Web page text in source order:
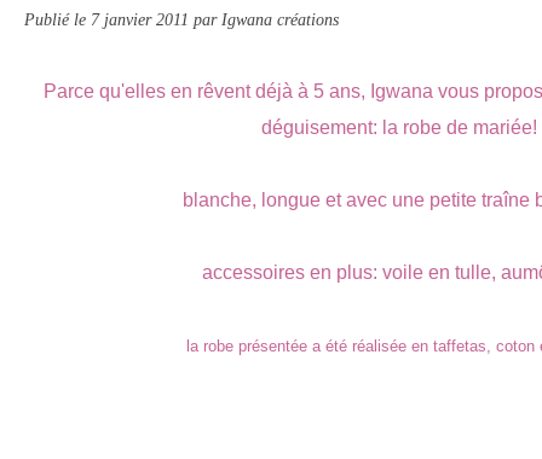
Publié le 7 janvier 2011 par Igwana créations
Parce qu'elles en rêvent déjà à 5 ans, Igwana vous
déguisement: la robe de mariée!
blanche, longue et avec une petite traîne
accessoires en plus: voile en tulle,
la robe présentée a été réalisée en taffetas, coton